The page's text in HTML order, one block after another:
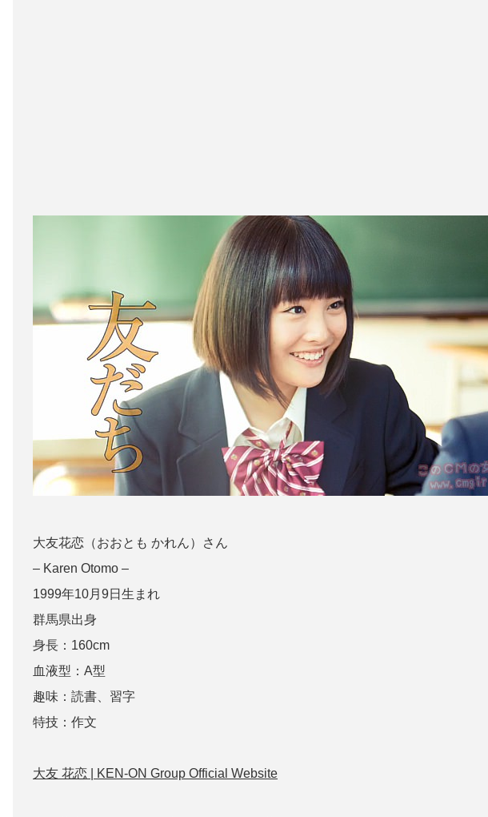
大友花恋（おおとも かれん）さん
– Karen Otomo –
1999年10月9日生まれ
群馬県出身
身長：160cm
血液型：A型
趣味：読書、習字
特技：作文
大友 花恋 | KEN-ON Group Official Website